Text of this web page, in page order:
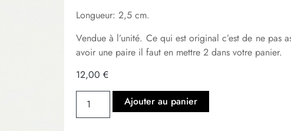
Longueur: 2,5 cm.
Vendue à l’unité. Ce qui est original c’est de ne pas
avoir une paire il faut en mettre 2 dans votre panier.
12,00 €
Ajouter au panier